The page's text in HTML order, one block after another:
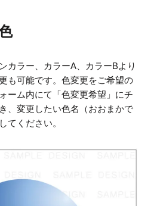
カラー、カラーA、カラーBより
も可能です。色変更をご希望の
ーム内にて「色変更希望」にチ
、変更したい色名（おおまかで
てください。